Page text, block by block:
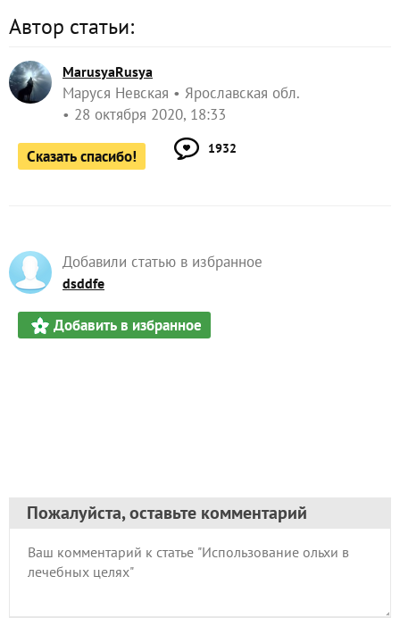
Автор статьи:
MarusyaRusya
Маруся Невская
Ярославская обл.
28 октября 2020, 18:33
Сказать спасибо! 1932
Добавили статью в избранное
dsddfe
Добавить в избранное
Пожалуйста, оставьте комментарий